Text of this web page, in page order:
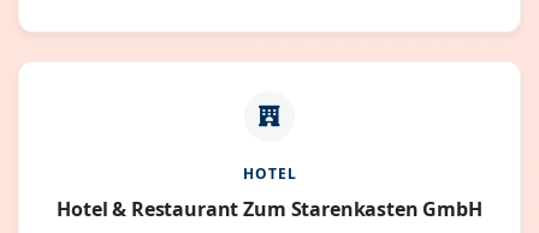
HOTEL
Hotel & Restaurant Zum Starenkasten GmbH